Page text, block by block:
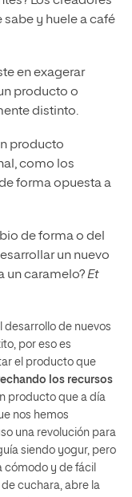
y huele a café
en exagerar
producto o
distinto.
producto
como los
forma opuesta a
de forma o del
un nuevo
un caramelo?Et
desarrollo de nuevos
por eso es
el producto que
los recursos
producto que a día
nos hemos
una revolución para
siendo yogur, pero
cómodo y de fácil
cuchara, abre la